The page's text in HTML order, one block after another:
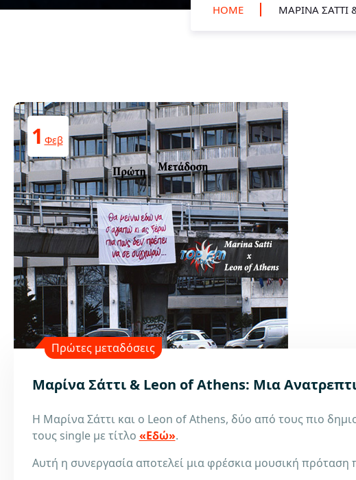
HOME ΜΑΡΊΝΑ ΣΆΤΤΙ
1 Φεβ
Πρώτες μεταδόσεις
Μαρίνα Σάττι & Leon of Athens: Μια
Η Μαρίνα Σάττι και ο Leon of Athens, δύο από τους πιο
τους single με τίτλο «Εδώ».
Αυτή η συνεργασία αποτελεί μια φρέσκια μουσική